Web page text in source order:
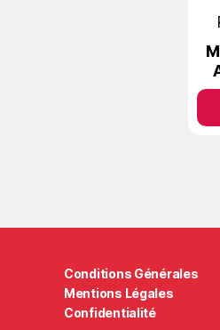
Conditions Générales
Mentions Légales
Confidentialité